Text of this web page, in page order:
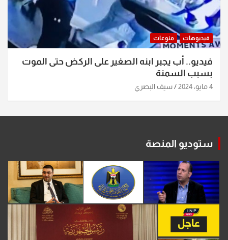
فيديوهات منوعات
فيديو.. أب يجبر ابنه الصغير على الركض حتى الموت
بسبب السمنة
4 مايو، 2024 سيف البصري
ستوديو المنصة